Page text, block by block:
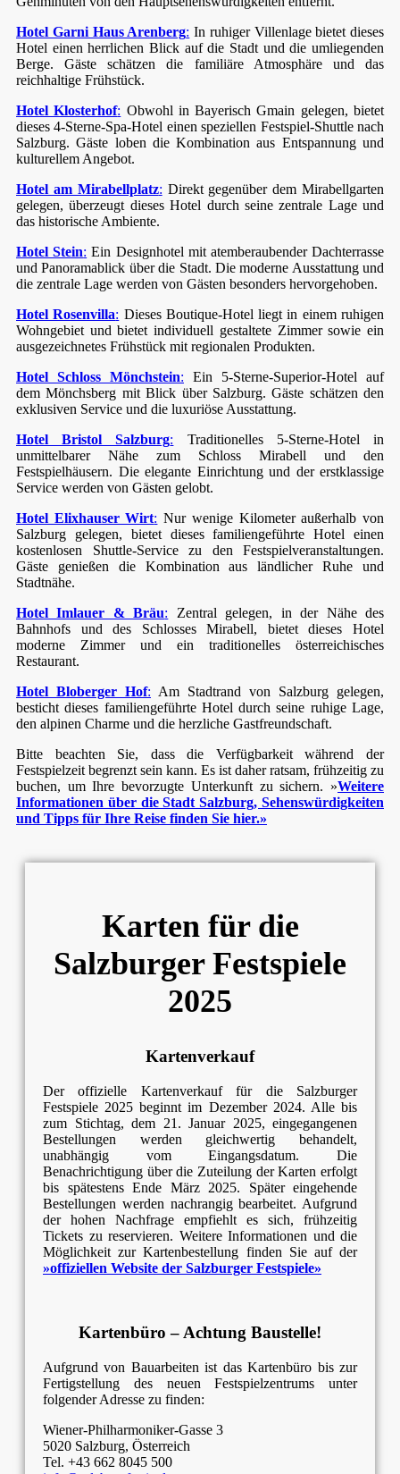
Hotel Garni Haus Arenberg: In ruhiger Villenlage bietet dieses
Hotel einen herrlichen Blick auf die Stadt und die umliegenden
Berge. Gäste schätzen die familiäre Atmosphäre und das
reichhaltige Frühstück.
Hotel Klosterhof: Obwohl in Bayerisch Gmain gelegen, bietet
dieses 4-Sterne-Spa-Hotel einen speziellen Festspiel-Shuttle nach
Salzburg. Gäste loben die Kombination aus Entspannung und
kulturellem Angebot.
Hotel am Mirabellplatz: Direkt gegenüber dem Mirabellgarten
gelegen, überzeugt dieses Hotel durch seine zentrale Lage und
das historische Ambiente.
Hotel Stein: Ein Designhotel mit atemberaubender Dachterrasse
und Panoramablick über die Stadt. Die moderne Ausstattung und
die zentrale Lage werden von Gästen besonders hervorgehoben.
Hotel Rosenvilla: Dieses Boutique-Hotel liegt in einem ruhigen
Wohngebiet und bietet individuell gestaltete Zimmer sowie ein
ausgezeichnetes Frühstück mit regionalen Produkten.
Hotel Schloss Mönchstein: Ein 5-Sterne-Superior-Hotel auf
dem Mönchsberg mit Blick über Salzburg. Gäste schätzen den
exklusiven Service und die luxuriöse Ausstattung.
Hotel Bristol Salzburg: Traditionelles 5-Sterne-Hotel in
unmittelbarer Nähe zum Schloss Mirabell und den
Festspielhäusern. Die elegante Einrichtung und der erstklassige
Service werden von Gästen gelobt.
Hotel Elixhauser Wirt: Nur wenige Kilometer außerhalb von
Salzburg gelegen, bietet dieses familiengeführte Hotel einen
kostenlosen Shuttle-Service zu den Festspielveranstaltungen.
Gäste genießen die Kombination aus ländlicher Ruhe und
Stadtnähe.
Hotel Imlauer & Bräu: Zentral gelegen, in der Nähe des
Bahnhofs und des Schlosses Mirabell, bietet dieses Hotel
moderne Zimmer und ein traditionelles österreichisches
Restaurant.
Hotel Bloberger Hof: Am Stadtrand von Salzburg gelegen,
besticht dieses familiengeführte Hotel durch seine ruhige Lage,
den alpinen Charme und die herzliche Gastfreundschaft.
Bitte beachten Sie, dass die Verfügbarkeit während der
Festspielzeit begrenzt sein kann. Es ist daher ratsam, frühzeitig zu
buchen, um Ihre bevorzugte Unterkunft zu sichern. »Weitere
Informationen über die Stadt Salzburg, Sehenswürdigkeiten
und Tipps für Ihre Reise finden Sie hier.»
Karten für die
Salzburger Festspiele
2025
Kartenverkauf
Der offizielle Kartenverkauf für die Salzburger
Festspiele 2025 beginnt im Dezember 2024. Alle bis
zum Stichtag, dem 21. Januar 2025, eingegangenen
Bestellungen werden gleichwertig behandelt,
unabhängig vom Eingangsdatum. Die
Benachrichtigung über die Zuteilung der Karten erfolgt
bis spätestens Ende März 2025. Später eingehende
Bestellungen werden nachrangig bearbeitet. Aufgrund
der hohen Nachfrage empfiehlt es sich, frühzeitig
Tickets zu reservieren. Weitere Informationen und die
Möglichkeit zur Kartenbestellung finden Sie auf der
»offiziellen Website der Salzburger Festspiele»
Kartenbüro – Achtung Baustelle!
Aufgrund von Bauarbeiten ist das Kartenbüro bis zur
Fertigstellung des neuen Festspielzentrums unter
folgender Adresse zu finden:
Wiener-Philharmoniker-Gasse 3
5020 Salzburg, Österreich
Tel. +43 662 8045 500